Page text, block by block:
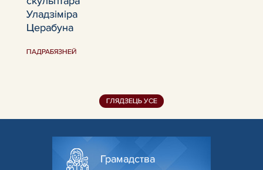
Уладзіміра
Церабуна
ПАДРАБЯЗНЕЙ
ГЛЯДЗЕЦЬ УСЕ
Грамадства